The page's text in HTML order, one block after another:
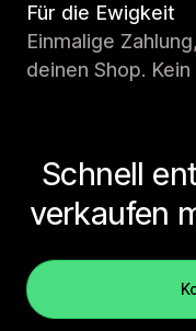
Für die Ewigkeit
Einmalige
deinen Shop.
Schnell
verkaufen